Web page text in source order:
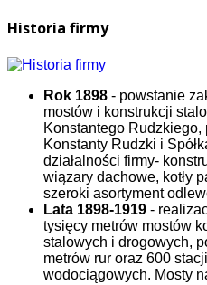
Historia firmy
Rok 1898 - powstanie
mostów i konstrukcji
Konstantego Rudzkiego,
Konstanty Rudzki i
działalności firmy-
wiązary dachowe, kotły
szeroki asortyment
Lata 1898-1919 -
tysięcy metrów mostów
stalowych i drogowych,
metrów rur oraz 600 stacji
wodociągowych. Mosty